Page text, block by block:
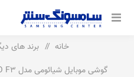
خانه / برند های